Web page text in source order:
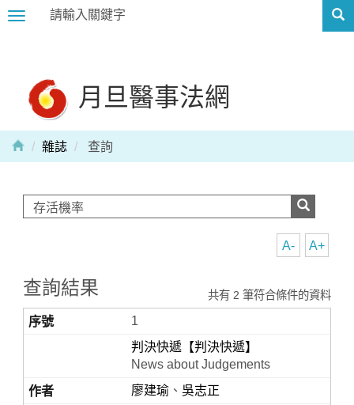
Toggle
月旦醫事法網
雜誌 查詢
A+
A-
查詢結果 共有 2 筆符合條件的資料
1
判決快遞【判決快遞】
News about Judgements
廖建瑜、 吳志正